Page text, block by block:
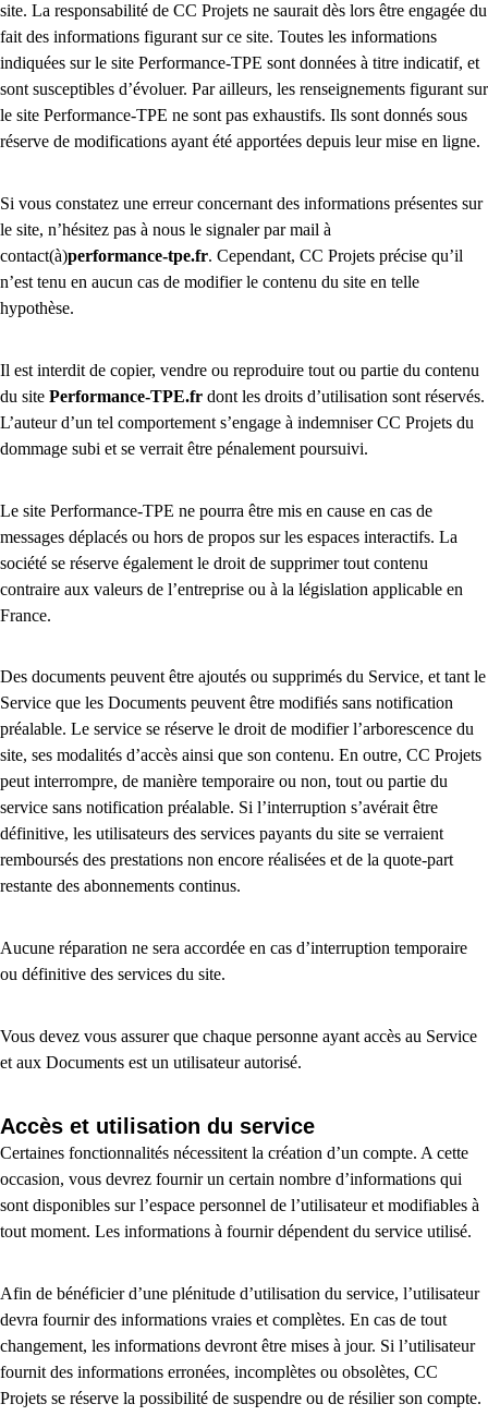
site. La responsabilité de CC Projets ne saurait dès lors être engagée du
fait des informations figurant sur ce site. Toutes les informations
indiquées sur le site Performance-TPE sont données à titre indicatif, et
sont susceptibles d’évoluer. Par ailleurs, les renseignements figurant sur
le site Performance-TPE ne sont pas exhaustifs. Ils sont donnés sous
réserve de modifications ayant été apportées depuis leur mise en ligne.
Si vous constatez une erreur concernant des informations présentes sur
le site, n’hésitez pas à nous le signaler par mail à
contact(à)performance-tpe.fr. Cependant, CC Projets précise qu’il
n’est tenu en aucun cas de modifier le contenu du site en telle
hypothèse.
Il est interdit de copier, vendre ou reproduire tout ou partie du contenu
du site Performance-TPE.fr dont les droits d’utilisation sont réservés.
L’auteur d’un tel comportement s’engage à indemniser CC Projets du
dommage subi et se verrait être pénalement poursuivi.
Le site Performance-TPE ne pourra être mis en cause en cas de
messages déplacés ou hors de propos sur les espaces interactifs. La
société se réserve également le droit de supprimer tout contenu
contraire aux valeurs de l’entreprise ou à la législation applicable en
France.
Des documents peuvent être ajoutés ou supprimés du Service, et tant le
Service que les Documents peuvent être modifiés sans notification
préalable. Le service se réserve le droit de modifier l’arborescence du
site, ses modalités d’accès ainsi que son contenu. En outre, CC Projets
peut interrompre, de manière temporaire ou non, tout ou partie du
service sans notification préalable. Si l’interruption s’avérait être
définitive, les utilisateurs des services payants du site se verraient
remboursés des prestations non encore réalisées et de la quote-part
restante des abonnements continus.
Aucune réparation ne sera accordée en cas d’interruption temporaire
ou définitive des services du site.
Vous devez vous assurer que chaque personne ayant accès au Service
et aux Documents est un utilisateur autorisé.
Accès et utilisation du service
Certaines fonctionnalités nécessitent la création d’un compte. A cette
occasion, vous devrez fournir un certain nombre d’informations qui
sont disponibles sur l’espace personnel de l’utilisateur et modifiables à
tout moment. Les informations à fournir dépendent du service utilisé.
Afin de bénéficier d’une plénitude d’utilisation du service, l’utilisateur
devra fournir des informations vraies et complètes. En cas de tout
changement, les informations devront être mises à jour. Si l’utilisateur
fournit des informations erronées, incomplètes ou obsolètes, CC
Projets se réserve la possibilité de suspendre ou de résilier son compte.